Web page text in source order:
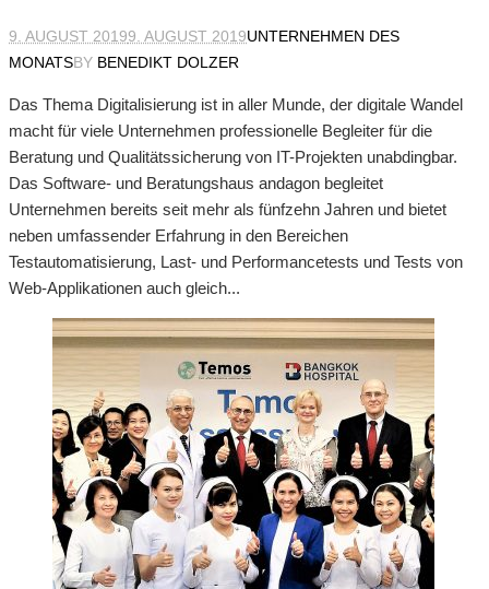
9. AUGUST 20199. AUGUST 2019UNTERNEHMEN DES
MONATSBY BENEDIKT DOLZER
Das Thema Digitalisierung ist in aller Munde, der digitale Wandel
macht für viele Unternehmen professionelle Begleiter für die
Beratung und Qualitätssicherung von IT-Projekten unabdingbar.
Das Software- und Beratungshaus andagon begleitet
Unternehmen bereits seit mehr als fünfzehn Jahren und bietet
neben umfassender Erfahrung in den Bereichen
Testautomatisierung, Last- und Performancetests und Tests von
Web-Applikationen auch gleich...